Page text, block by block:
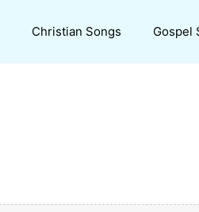
Christian Songs Gospel